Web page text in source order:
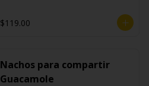
$119.00
Nachos para compartir
Guacamole